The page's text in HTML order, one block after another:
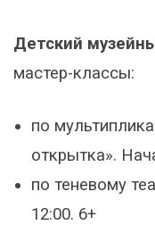
Детский
мастер-классы:
по
открытка».
по теневому
12:00. 6+